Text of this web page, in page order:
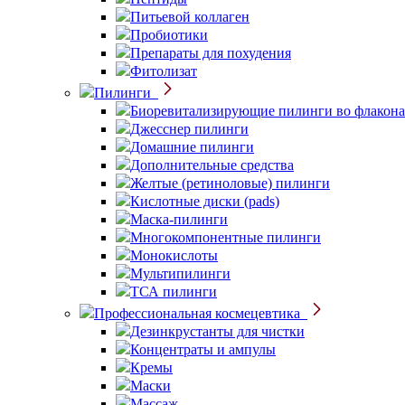
Питьевой коллаген
Пробиотики
Препараты для похудения
Фитолизат
Пилинги
Биоревитализирующие пилинги во
Джесснер пилинги
Домашние пилинги
Дополнительные средства
Желтые (ретиноловые) пилинги
Кислотные диски (pads)
Маска-пилинги
Многокомпонентные пилинги
Монокислоты
Мультипилинги
ТСА пилинги
Профессиональная космецевтика
Дезинкрустанты для чистки
Концентраты и ампулы
Кремы
Маски